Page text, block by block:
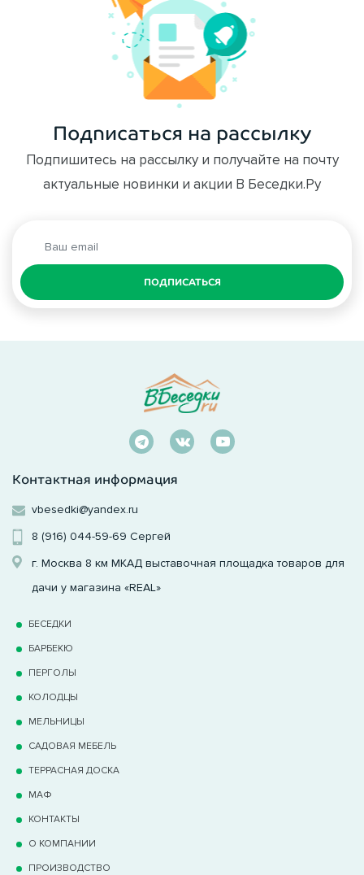
Подписаться на рассылку
Подпишитесь на рассылку и получайте на почту
актуальные новинки и акции В Беседки.Ру
ПОДПИСАТЬСЯ
Контактная информация
vbesedki@yandex.ru
8 (916) 044-59-69 Сергей
г. Москва 8 км МКАД выставочная площадка товаров для
дачи у магазина «REAL»
БЕСЕДКИ
БАРБЕКЮ
ПЕРГОЛЫ
КОЛОДЦЫ
МЕЛЬНИЦЫ
САДОВАЯ МЕБЕЛЬ
ТЕРРАCНАЯ ДОСКА
МАФ
КОНТАКТЫ
О КОМПАНИИ
ПРОИЗВОДСТВО